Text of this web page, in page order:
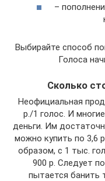
–
Выбирайте способ
Голоса
Сколько
Неофициальная
р./1 голос. И
деньги. Им
можно купить по 3,6
образом, с 1 тыс.
900 р. Следует
пытается банить